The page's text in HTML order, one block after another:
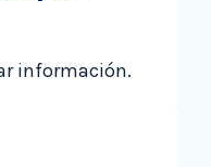
información.